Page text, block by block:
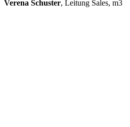
Verena Schuster, Leitung Sales, m3